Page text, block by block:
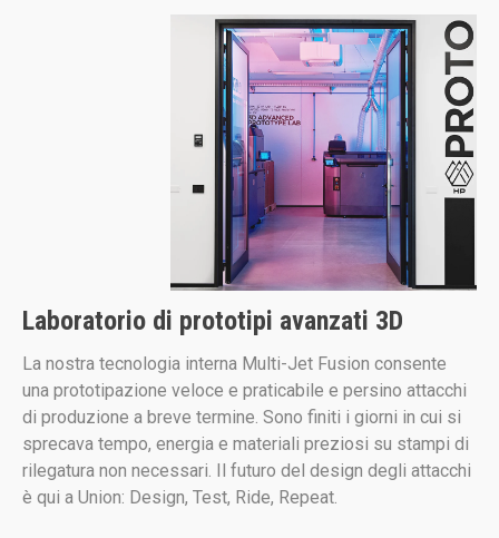
Laboratorio di prototipi avanzati 3D
La nostra tecnologia interna Multi-Jet Fusion consente
una prototipazione veloce e praticabile e persino attacchi
di produzione a breve termine. Sono finiti i giorni in cui si
sprecava tempo, energia e materiali preziosi su stampi di
rilegatura non necessari. Il futuro del design degli attacchi
è qui a Union: Design, Test, Ride, Repeat.